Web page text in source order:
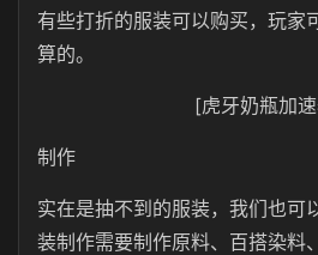
有些打折的服装可以购买，玩家
算的。
[虎牙奶瓶加
制作
实在是抽不到的服装，我们也可
装制作需要制作原料、百搭染料